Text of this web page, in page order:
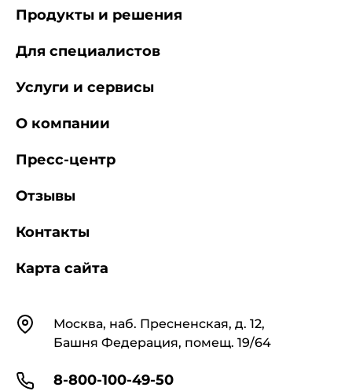
КонтактыМосква, наб. Пресненская, д. 12,
Башня Федерация, помещ. 19/64
8-800-100-49-50
Продукты и решения
Для специалистов
Услуги и сервисы
О компании
Пресс-центр
Отзывы
Контакты
Карта сайта